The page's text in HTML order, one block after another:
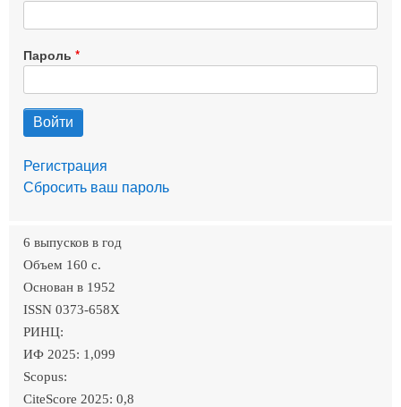
Пароль
Регистрация
Сбросить ваш пароль
6 выпусков в год
Объем 160 c.
Основан в 1952
ISSN 0373-658X
РИНЦ:
ИФ 2025: 1,099
Scopus:
CiteScore 2025: 0,8